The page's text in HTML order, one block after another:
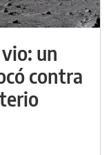
un
contra